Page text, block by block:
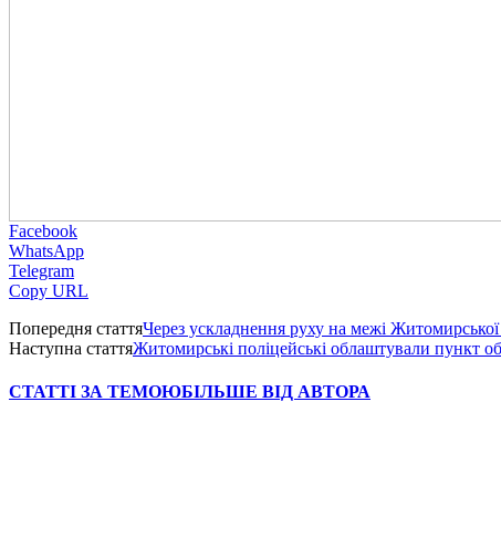
Facebook
WhatsApp
Telegram
Copy URL
Попередня статтяЧерез ускладнення руху на межі
Наступна статтяЖитомирські поліцейські облаштували пункт
СТАТТІ ЗА ТЕМОЮБІЛЬШЕ ВІД АВТОРА